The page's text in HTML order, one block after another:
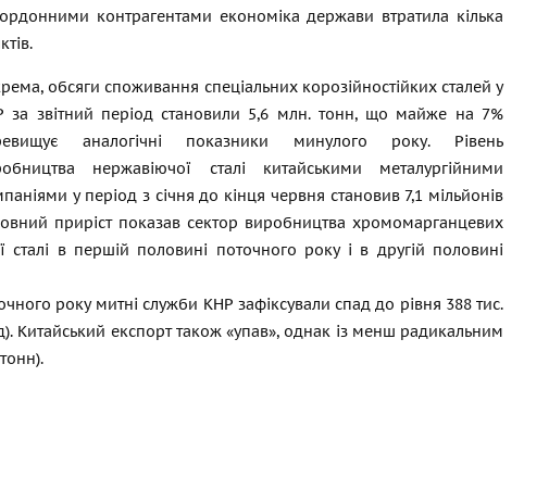
контрагентами економіка держави втратила кілька
обсяги споживання спеціальних корозійностійких сталей у
за звітний період становили 5,6 млн. тонн, що майже на 7%
аналогічні показники минулого року. Рівень
нержавіючої сталі китайськими металургійними
у період з січня до кінця червня становив 7,1 мільйонів
приріст показав сектор виробництва хромомарганцевих
в першій половині поточного року і в другій половині
року митні служби КНР зафіксували спад до рівня 388 тис.
Китайський експорт також «упав», однак із менш радикальним